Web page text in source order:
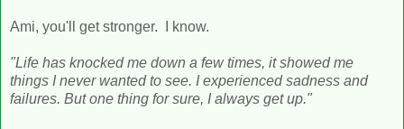
Ami, you'll get stronger. I know.
"Life has knocked me down a few times, it showed me
things I never wanted to see. I experienced sadness and
failures. But one thing for sure, I always get up."